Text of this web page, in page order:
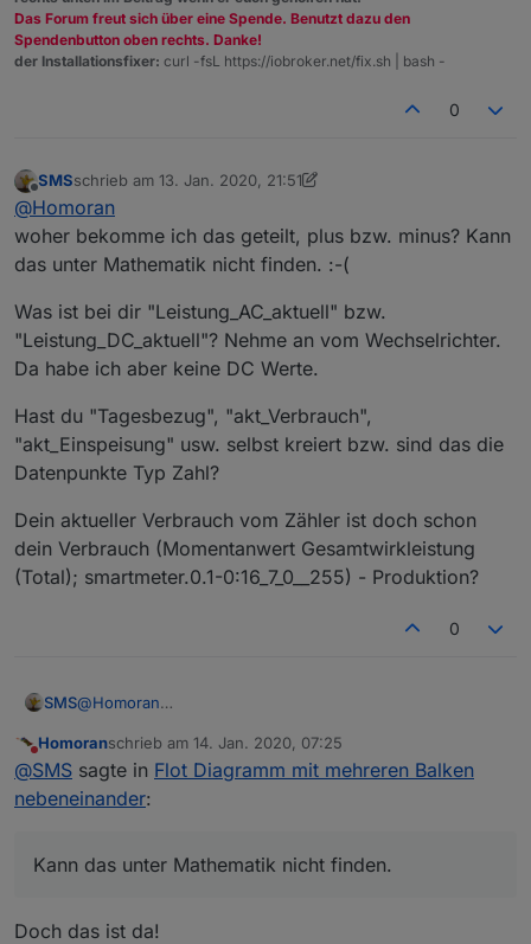
Das Forum freut sich über eine Spende. Benutzt dazu den
Spendenbutton oben rechts. Danke!
der Installationsfixer: curl -fsL https://iobroker.net/fix.sh | bash -
0
Offline
SMSschrieb am 13. Jan. 2020, 21:51
zuletzt editiert von SMS
@Homoran
woher bekomme ich das geteilt, plus bzw. minus? Kann
das unter Mathematik nicht finden. :-(
Was ist bei dir "Leistung_AC_aktuell" bzw.
"Leistung_DC_aktuell"? Nehme an vom Wechselrichter.
Da habe ich aber keine DC Werte.
Hast du "Tagesbezug", "akt_Verbrauch",
"akt_Einspeisung" usw. selbst kreiert bzw. sind das die
Datenpunkte Typ Zahl?
Dein aktueller Verbrauch vom Zähler ist doch schon
dein Verbrauch (Momentanwert Gesamtwirkleistung
(Total); smartmeter.0.1-0:16_7_0__255) - Produktion?
0
SMS@Homoran
das unter Mathematik nicht finden. :-(
Was ist bei dir "Leistung_AC_aktuell" bzw.
"Leistung_DC_aktuell"? Nehme an vom Wechselrichter. Da
habe ich aber keine DC Werte.
Hast du "Tagesbezug", "akt_Verbrauch",
Verbrauch (Momentanwert Gesamtwirkleistung (Total);
Nicht stören
Homoranschrieb am 14. Jan. 2020, 07:25
zuletzt editiert von
@SMS sagte in Flot Diagramm mit mehreren Balken
nebeneinander:
Kann das unter Mathematik nicht finden.
Doch das ist da!